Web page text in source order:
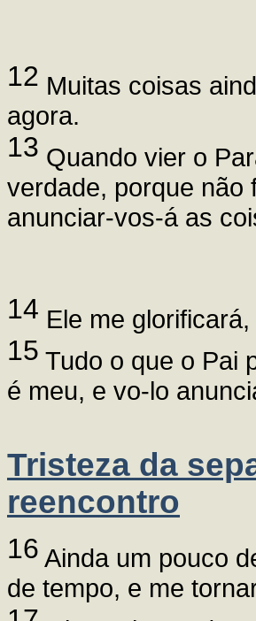
12 Muitas coisas
agora.
13 Quando vier o
verdade, porque não
anunciar-vos-á as
14 Ele me
15 Tudo o que o Pai
é meu, e vo-lo
Tristeza da
reencontro
16 Ainda um pouco
de tempo, e me